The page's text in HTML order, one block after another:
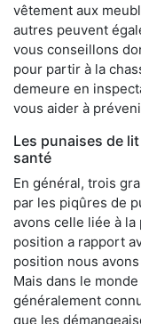
vêtement aux
autres peuvent
vous conseillons
pour partir à la
demeure en
vous aider à
Les punaises de
santé
En général, trois
par les piqûres de
avons celle liée à la
position a rapport
position nous
Mais dans le
généralement
que les